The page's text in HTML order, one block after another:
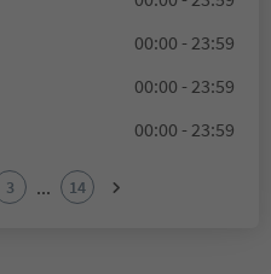
00:00 - 23:59
00:00 - 23:59
00:00 - 23:59
3 ... 14